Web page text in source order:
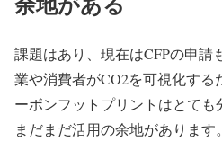
課題はあり、現在はCFPの申請
業や消費者がCO2を可視化する
ーボンフットプリントはとても
まだまだ活用の余地があります。